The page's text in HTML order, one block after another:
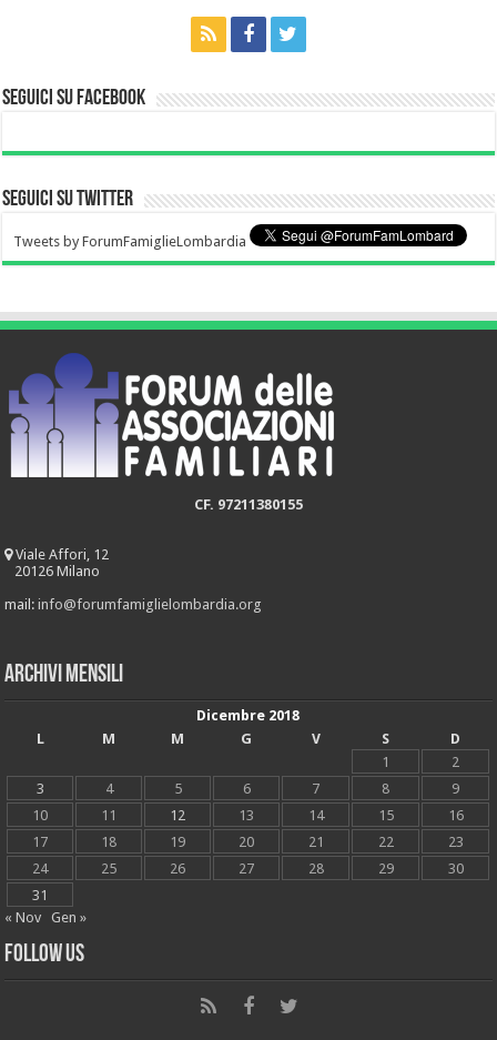
Seguici su Facebook
Seguici su Twitter
Tweets by ForumFamiglieLombardia
CF. 97211380155
Viale Affori, 12
20126 Milano
mail:info@forumfamiglielombardia.org
Archivi mensili
Dicembre 2018
L
M M G V S
D
1
2
3
4 5 6 7 8
9
10
11 12 13 14 15
16
17
18 19 20 21 22
23
24
25 26 27 28 29
30
31
« Nov
Gen »
Follow Us